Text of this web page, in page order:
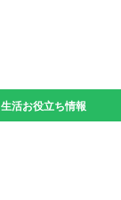
生活お役立ち情報